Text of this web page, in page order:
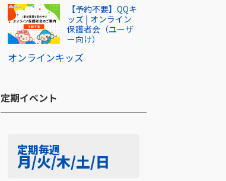
オンラインキッズ
【予約不要】QQキ
ッズ | オンライン
保護者会（ユーザ
ー向け）
定期イベント​
定期毎週
月/火/木/土/日